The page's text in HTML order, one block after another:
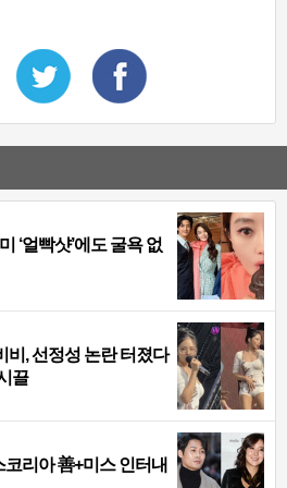
‘얼빡샷’에도 굴욕 없
, 선정성 논란 터졌다
끌
코리아 善+미스 인터내